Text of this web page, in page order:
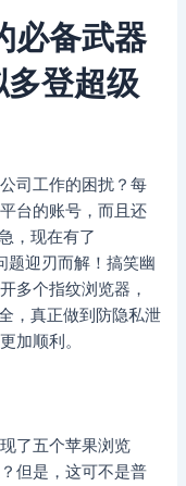
必备武器
登超级
司工作的困扰？每
台的账号，而且还
，现在有了
题迎刃而解！搞笑幽
多个指纹浏览器，
，真正做到防隐私泄
加顺利。
了五个苹果浏览
但是，这可不是普